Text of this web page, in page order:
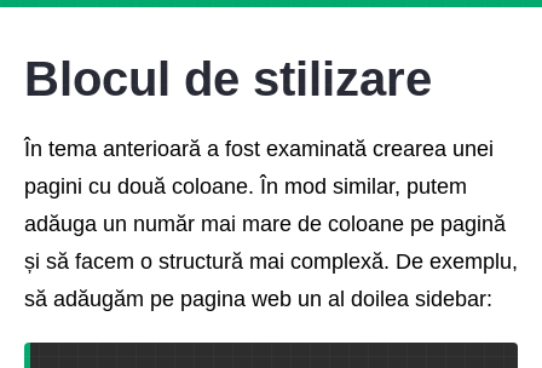
Blocul de stilizare
În tema anterioară a fost examinată crearea unei
pagini cu două coloane. În mod similar, putem
adăuga un număr mai mare de coloane pe pagină
și să facem o structură mai complexă. De exemplu,
să adăugăm pe pagina web un al doilea sidebar: